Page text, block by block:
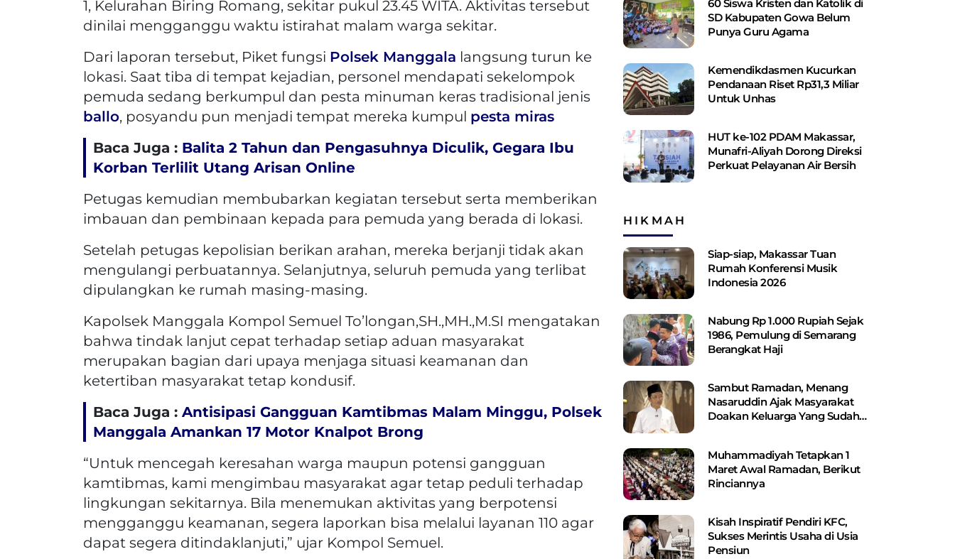
1, Kelurahan Biring Romang, sekitar pukul 23.45 WITA. Aktivitas tersebut
dinilai mengganggu waktu istirahat malam warga sekitar.
Dari laporan tersebut, Piket fungsi Polsek Manggala langsung turun ke
lokasi. Saat tiba di tempat kejadian, personel mendapati sekelompok
pemuda sedang berkumpul dan pesta minuman keras tradisional jenis
ballo, posyandu pun menjadi tempat mereka kumpul pesta miras
Baca Juga : Balita 2 Tahun dan Pengasuhnya Diculik, Gegara Ibu
Korban Terlilit Utang Arisan Online
Petugas kemudian membubarkan kegiatan tersebut serta memberikan
imbauan dan pembinaan kepada para pemuda yang berada di lokasi.
Setelah petugas kepolisian berikan arahan, mereka berjanji tidak akan
mengulangi perbuatannya. Selanjutnya, seluruh pemuda yang terlibat
dipulangkan ke rumah masing-masing.
Kapolsek Manggala Kompol Semuel To’longan,SH.,MH.,M.SI mengatakan
bahwa tindak lanjut cepat terhadap setiap aduan masyarakat
merupakan bagian dari upaya menjaga situasi keamanan dan
ketertiban masyarakat tetap kondusif.
Baca Juga : Antisipasi Gangguan Kamtibmas Malam Minggu, Polsek
Manggala Amankan 17 Motor Knalpot Brong
“Untuk mencegah keresahan warga maupun potensi gangguan
kamtibmas, kami mengimbau masyarakat agar tetap peduli terhadap
lingkungan sekitarnya. Bila menemukan aktivitas yang berpotensi
mengganggu keamanan, segera laporkan bisa melalui layanan 110 agar
dapat segera ditindaklanjuti,” ujar Kompol Semuel.
60 Siswa Kristen dan Katolik di
SD Kabupaten Gowa Belum
Punya Guru Agama
Kemendikdasmen Kucurkan
Pendanaan Riset Rp31,3 Miliar
Untuk Unhas
HUT ke-102 PDAM Makassar,
Munafri-Aliyah Dorong Direksi
Perkuat Pelayanan Air Bersih
HIKMAH
Siap-siap, Makassar Tuan
Rumah Konferensi Musik
Indonesia 2026
Nabung Rp 1.000 Rupiah Sejak
1986, Pemulung di Semarang
Berangkat Haji
Sambut Ramadan, Menang
Nasaruddin Ajak Masyarakat
Doakan Keluarga Yang Sudah
Muhammadiyah Tetapkan 1
Maret Awal Ramadan, Berikut
Rinciannya
Kisah Inspiratif Pendiri KFC,
Sukses Merintis Usaha di Usia
Pensiun